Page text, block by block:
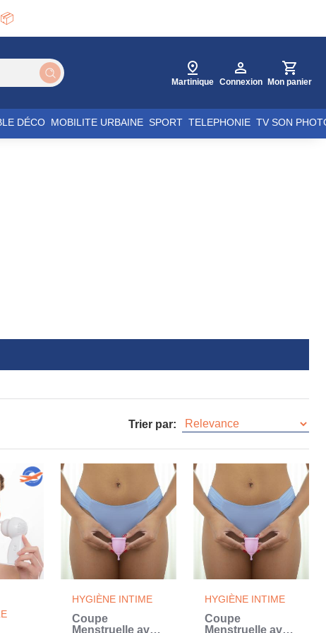
Martinique Connexion Mon panier
DÉCO MOBILITE URBAINE SPORT TELEPHONIE TV SON
Trier par:
HYGIÈNE INTIME
Coupe
Menstruelle avec
HYGIÈNE INTIME
Coupe
Menstruelle avec